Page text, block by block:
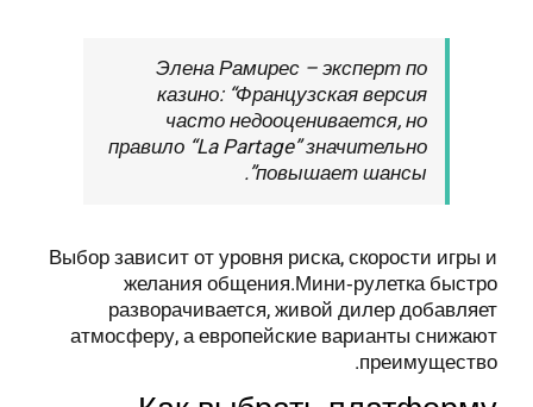
Элена Рамирес – эксперт по
казино: “Французская версия
часто недооценивается, но
правило “La Partage” значительно
повышает шансы”.
Выбор зависит от уровня риска, скорости игры и
желания общения.Мини‑рулетка быстро
разворачивается, живой дилер добавляет
атмосферу, а европейские варианты снижают
преимущество.